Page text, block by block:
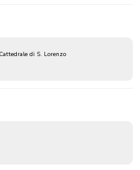
di S. Lorenzo